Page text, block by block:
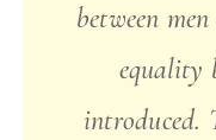
between
equality
introduced.